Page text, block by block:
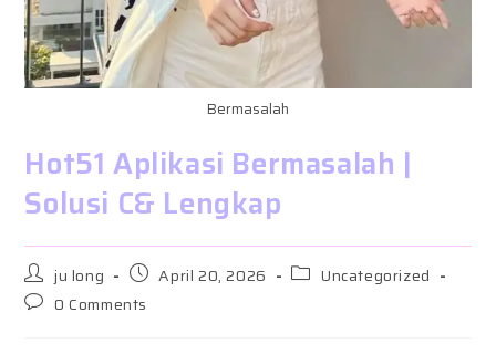
Bermasalah
Hot51 Aplikasi Bermasalah |
Solusi C& Lengkap
Post
author:
ju long
Post
published:
April 20, 2026
PostUncategorized
Post0 Comments